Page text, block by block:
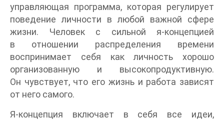
управляющая программа, которая регулирует
поведение личности в любой важной сфере
жизни. Человек с сильной я-концепцией
в отношении распределения времени
воспринимает себя как личность хорошо
организованную и высокопродуктивную.
Он чувствует, что его жизнь и работа зависят
от него самого.
Я-концепция включает в себя все идеи,